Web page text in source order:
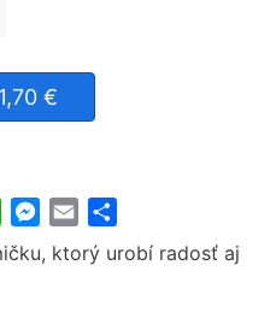
1,70 €
WhatsApp
Messenger
Email
ktorý urobí radosť aj